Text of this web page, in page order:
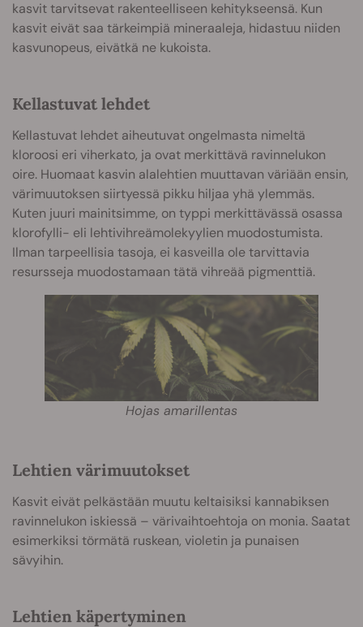
kasvit tarvitsevat rakenteelliseen kehitykseensä. Kun
kasvit eivät saa tärkeimpiä mineraaleja, hidastuu niiden
kasvunopeus, eivätkä ne kukoista.
Kellastuvat lehdet
Kellastuvat lehdet aiheutuvat ongelmasta nimeltä
kloroosi eri viherkato, ja ovat merkittävä ravinnelukon
oire. Huomaat kasvin alalehtien muuttavan väriään ensin,
värimuutoksen siirtyessä pikku hiljaa yhä ylemmäs.
Kuten juuri mainitsimme, on typpi merkittävässä osassa
klorofylli- eli lehtivihreämolekyylien muodostumista.
Ilman tarpeellisia tasoja, ei kasveilla ole tarvittavia
resursseja muodostamaan tätä vihreää pigmenttiä.
Hojas amarillentas
Lehtien värimuutokset
Kasvit eivät pelkästään muutu keltaisiksi kannabiksen
ravinnelukon iskiessä – värivaihtoehtoja on monia. Saatat
esimerkiksi törmätä ruskean, violetin ja punaisen
sävyihin.
Lehtien käpertyminen